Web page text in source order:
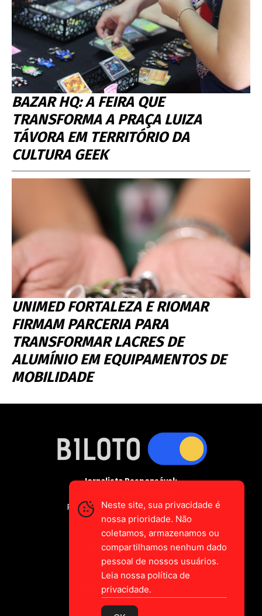
BAZAR HQ: A FEIRA QUE
TRANSFORMA A PRAÇA LUIZA
TÁVORA EM TERRITÓRIO DA
CULTURA GEEK
UNIMED FORTALEZA E RIOMAR
FIRMAM PARCERIA PARA
TRANSFORMAR LACRES DE
ALUMÍNIO EM EQUIPAMENTOS DE
MOBILIDADE
Jornalista Responsável:
Registro Profissional MTE 2589/CE
falecom@biloto.com.br
MADE IN CEARÁ BRASIL
Neste site, sua privacidade é
nossa prioridade. Não
coletamos, armazenamos ou
compartilhamos nenhum dado
pessoal de nossos usuários.
Leia nossa política de
privacidade.